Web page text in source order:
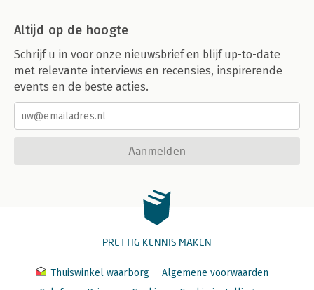
Altijd op de hoogte
Schrijf u in voor onze nieuwsbrief en blijf up-to-date
met relevante interviews en recensies, inspirerende
events en de beste acties.
Aanmelden
PRETTIG KENNIS MAKEN
Thuiswinkel waarborg
Algemene voorwaarden